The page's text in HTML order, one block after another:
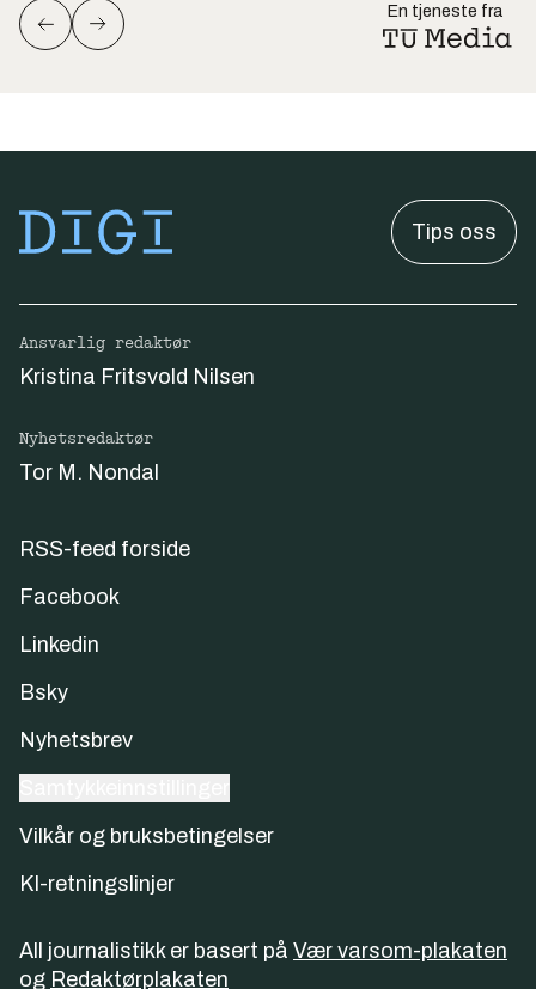
En tjeneste fra
Tips oss
Ansvarlig redaktør
Kristina Fritsvold Nilsen
Nyhetsredaktør
Tor M. Nondal
RSS-feed forside
Facebook
Linkedin
Bsky
Nyhetsbrev
Vilkår og bruksbetingelser
KI-retningslinjer
All journalistikk er basert på Vær varsom-plakaten
og Redaktørplakaten